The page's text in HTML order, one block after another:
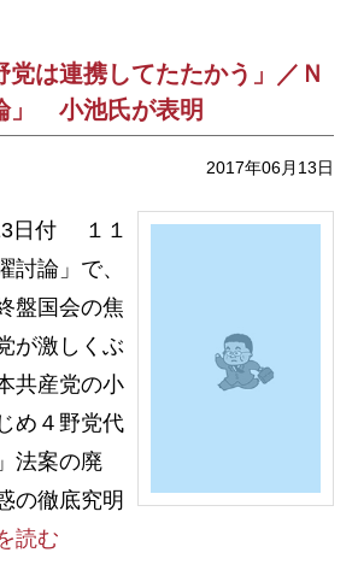
は連携してたたかう」／Ｎ
」 小池氏が表明
2017年06月13日
日付 １１
討論」で、
盤国会の焦
が激しくぶ
共産党の小
め４野党代
法案の廃
の徹底究明
読む